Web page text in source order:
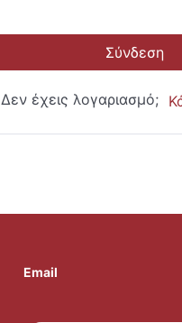
Σύνδεση
Δεν έχεις λογαριασμό;
Email